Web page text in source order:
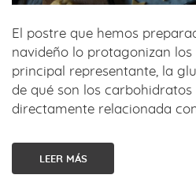
El postre que hemos
navideño lo protagonizan
principal representante, la
de qué son los
directamente relacionada
LEER MÁS